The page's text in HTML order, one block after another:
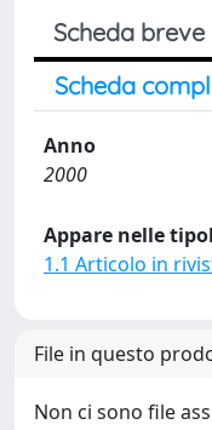
Scheda breve
Scheda
Anno
2000
Appare nelle
1.1 Articolo in
File in questo
Non ci sono file